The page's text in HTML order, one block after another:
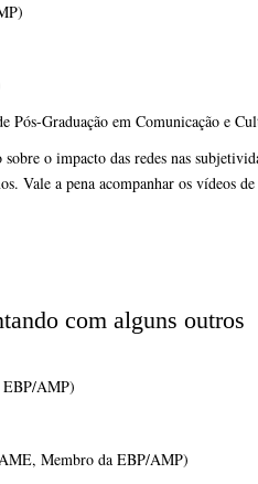
Pós-Graduação em Comunicação e
o impacto das redes nas
Vale a pena acompanhar os vídeos
com alguns outros
AMP)
Membro da EBP/AMP)